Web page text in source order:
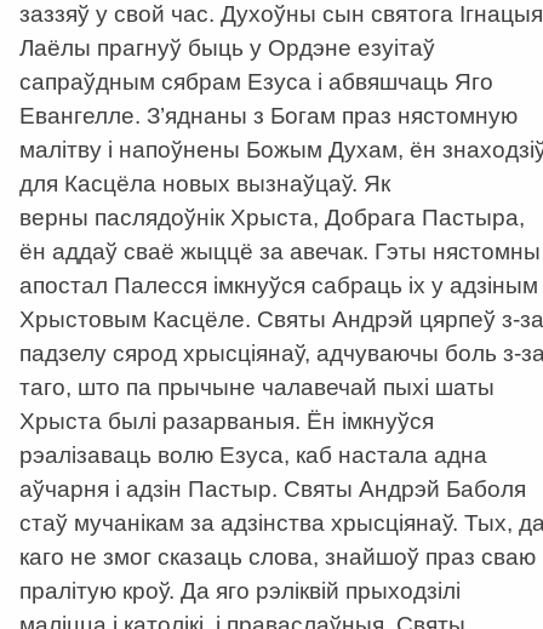
заззяў у свой час. Духоўны сын святога Ігнацыя
Лаёлы прагнуў быць у Ордэне езуітаў
сапраўдным сябрам Езуса і абвяшчаць Яго
Евангелле. З’яднаны з Богам праз нястомную
малітву і напоўнены Божым Духам, ён
для Касцёла новых вызнаўцаў. Як
верны паслядоўнік Хрыста, Добрага Пастыра,
ён аддаў сваё жыццё за авечак. Гэты нястомны
апостал Палесся імкнуўся сабраць іх у адзіным
Хрыстовым Касцёле. Святы Андрэй цярпеў з-за
падзелу сярод хрысціянаў, адчуваючы боль з-
таго, што па прычыне чалавечай пыхі шаты
Хрыста былі разарваныя. Ён імкнуўся
рэалізаваць волю Езуса, каб настала адна
аўчарня і адзін Пастыр. Святы Андрэй Баболя
стаў мучанікам за адзінства хрысціянаў. Тых,
каго не змог сказаць слова, знайшоў праз сваю
пралітую кроў. Да яго рэліквій прыходзілі